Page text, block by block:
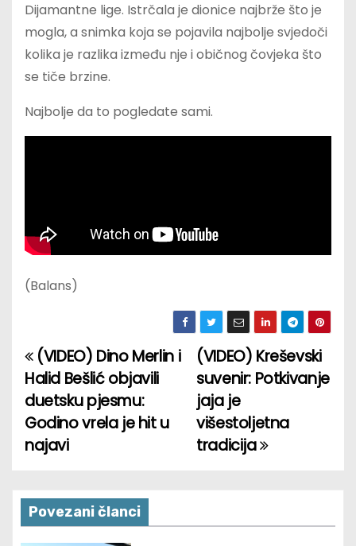
Dijamantne lige. Istrčala je dionice najbrže što je
mogla, a snimka koja se pojavila najbolje svjedoči
kolika je razlika između nje i običnog čovjeka što
se tiče brzine.
Najbolje da to pogledate sami.
(Balans)
P
o
s
n
a
(VIDEO) Kreševski
suvenir: Potkivanje
jaja je
višestoljetna
tradicija
(VIDEO) Dino Merlin i
Halid Bešlić objavili
duetsku pjesmu:
Godino vrela je hit u
najavi
Povezani članci